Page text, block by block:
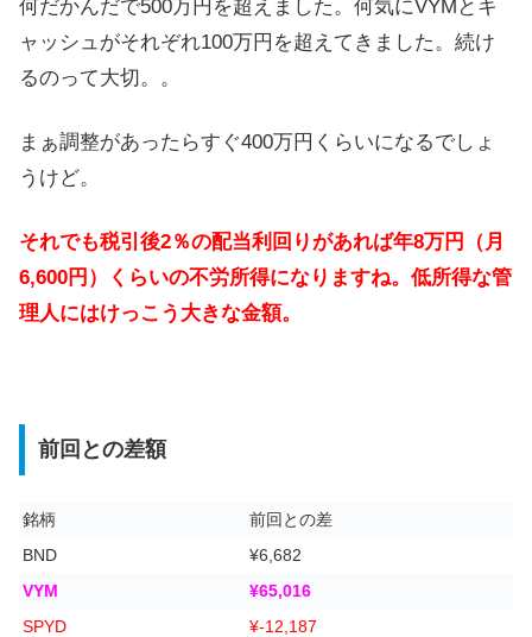
何だかんだで500万円を超えました。何気にVYMとキ
ャッシュがそれぞれ100万円を超えてきました。続け
るのって大切。。
まぁ調整があったらすぐ400万円くらいになるでしょ
うけど。
それでも税引後2％の配当利回りがあれば年8万円（月
6,600円）くらいの不労所得になりますね。低所得な管
理人にはけっこう大きな金額。
前回との差額
銘柄
前回との差
BND
¥6,682
VYM
¥65,016
SPYD
¥-12,187